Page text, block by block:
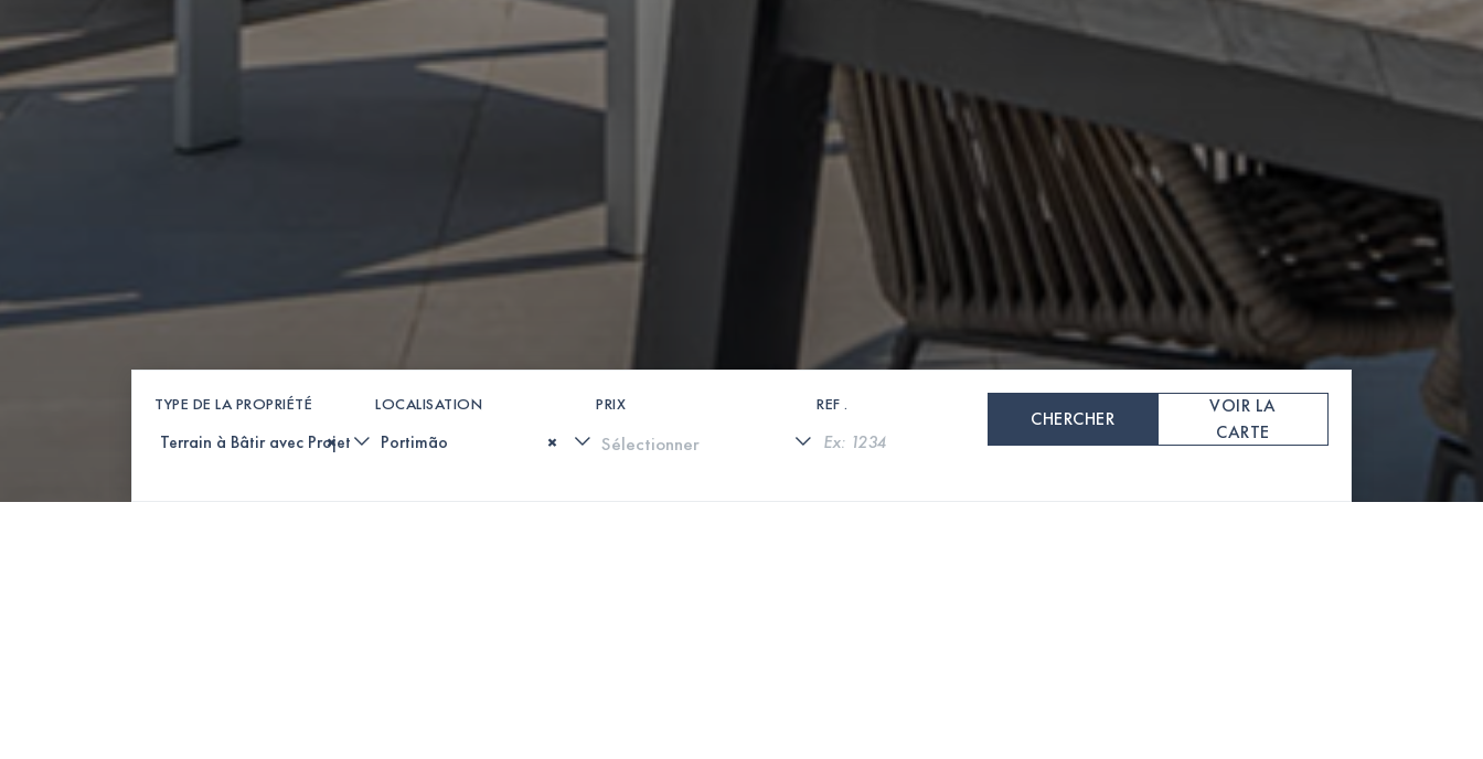
TYPE DE LA PROPRIÉTÉ
×
LOCALISATION
×
PRIX REF .
CHERCHER
VOIR LA
CARTE